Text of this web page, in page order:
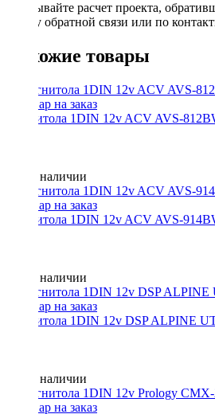
Заказывайте расчет проекта,
форму обратной связи или по
Похожие товары
Магнитола 1DIN 12v ACV AVS-
Нет в наличии
Магнитола 1DIN 12v ACV AVS-
Нет в наличии
Магнитола 1DIN 12v DSP ALPINE
Нет в наличии